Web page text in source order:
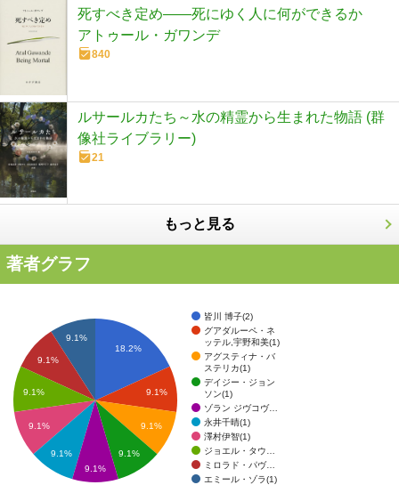
死すべき定め――死にゆく人に何ができるか
アトゥール・ガワンデ
840
ルサールカたち～水の精霊から生まれた物語 (群
像社ライブラリー)
21
もっと見る
著者グラフ
皆川 博子(2)
グアダルーペ・ネ
ッテル,宇野和美(1)
アグスティナ・バ
ステリカ(1)
デイジー・ジョン
ソン(1)
ゾラン ジヴコヴ…
永井千晴(1)
澤村伊智(1)
ジョエル・タウ…
ミロラド・パヴ…
エミール・ゾラ(1)
18.2%
9.1%
9.1%
9.1%
9.1%
9.1%
9.1%
9.1%
9.1%
9.1%